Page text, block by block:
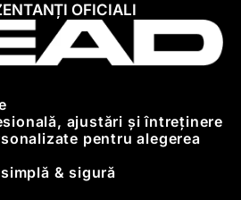
OFICIALI
ajustări și întreținere
pentru alegerea
& sigură